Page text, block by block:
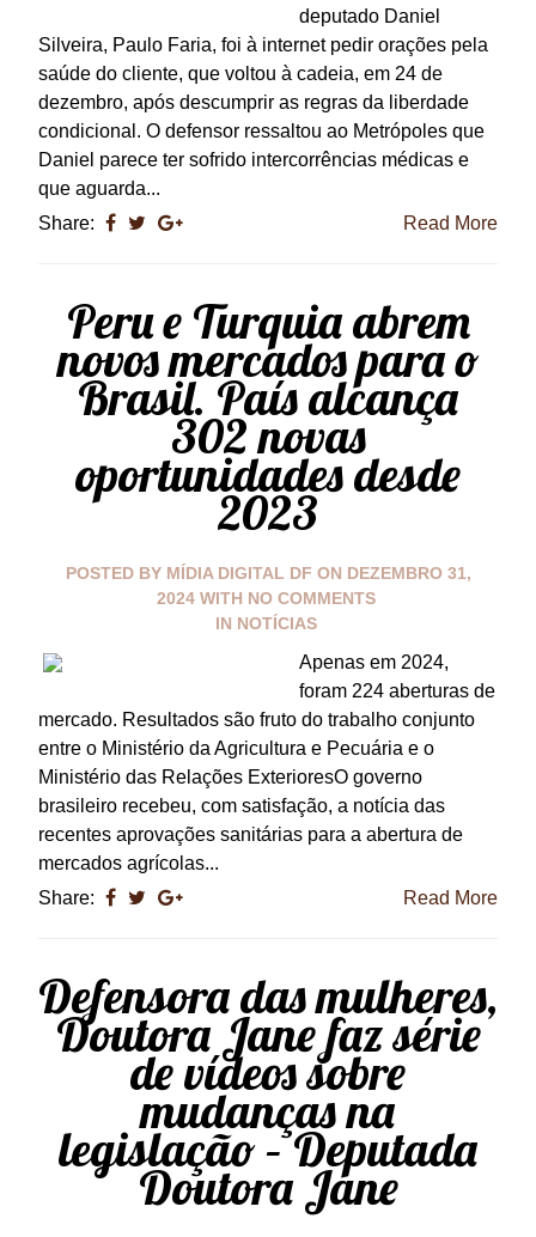
deputado Daniel
Silveira, Paulo Faria, foi à internet pedir orações pela
saúde do cliente, que voltou à cadeia, em 24 de
dezembro, após descumprir as regras da liberdade
condicional. O defensor ressaltou ao Metrópoles que
Daniel parece ter sofrido intercorrências médicas e
que aguarda...
Share:
Read More
Peru e Turquia abrem
novos mercados para o
Brasil. País alcança
302 novas
oportunidades desde
2023
POSTED BY MÍDIA DIGITAL DF ON DEZEMBRO 31,
2024WITH NO COMMENTS
IN NOTÍCIAS
Apenas em 2024,
foram 224 aberturas de
mercado. Resultados são fruto do trabalho conjunto
entre o Ministério da Agricultura e Pecuária e o
Ministério das Relações ExterioresO governo
brasileiro recebeu, com satisfação, a notícia das
recentes aprovações sanitárias para a abertura de
mercados agrícolas...
Share:
Read More
Defensora das mulheres,
Doutora Jane faz série
de vídeos sobre
mudanças na
legislação – Deputada
Doutora Jane